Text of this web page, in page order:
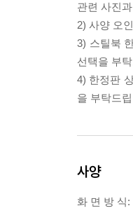
관련 사진
2) 사양 오
3) 스틸북
선택을 부
4) 한정판
을 부탁드
사양
화 면 방 식: